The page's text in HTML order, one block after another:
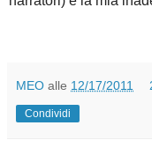
MEO alle 12/17/2011
Condividi